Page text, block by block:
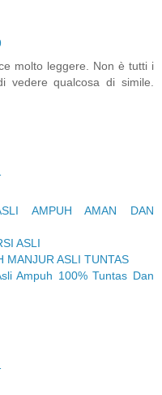
molto leggere. Non è tutti i
vedere qualcosa di simile.
AMPUH AMAN DAN
ASLI
MANJUR ASLI TUNTAS
Ampuh 100% Tuntas Dan